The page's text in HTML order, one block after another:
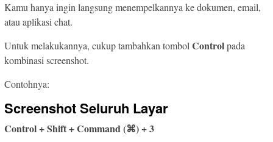
Kamu hanya ingin langsung menempelkannya ke dokumen, email,
atau aplikasi chat.
Untuk melakukannya, cukup tambahkan tombol Controlpada
kombinasi screenshot.
Contohnya:
Screenshot Seluruh Layar
Control + Shift + Command (⌘) + 3